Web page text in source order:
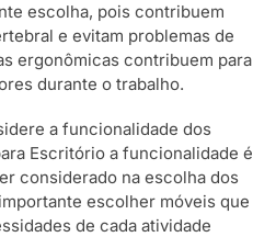
escolha, pois contribuem
e evitam problemas de
ergonômicas contribuem para
durante o trabalho.
a funcionalidade dos
Escritório a funcionalidade é
considerado na escolha dos
escolher móveis que
de cada atividade